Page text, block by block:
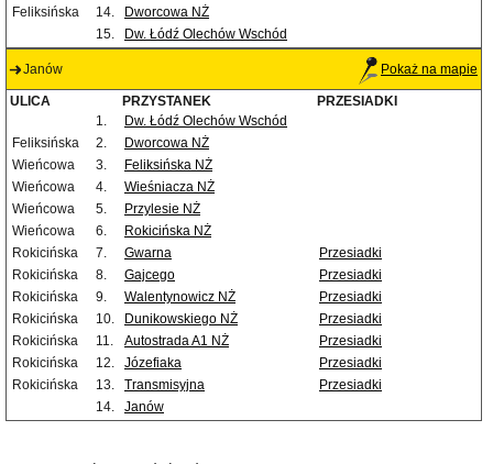
Feliksińska
14.
Dworcowa NŻ
15.
Dw. Łódź Olechów Wschód
Janów Pokaż na mapie
ULICA PRZYSTANEK
PRZESIADKI
1.
Dw. Łódź Olechów Wschód
Feliksińska
2.
Dworcowa NŻ
Wieńcowa
3.
Feliksińska NŻ
Wieńcowa
4.
Wieśniacza NŻ
Wieńcowa
5.
Przylesie NŻ
Wieńcowa
6.
Rokicińska NŻ
Rokicińska
7. Gwarna
Przesiadki
Rokicińska
8. Gajcego
Przesiadki
Rokicińska
9. Walentynowicz NŻ
Przesiadki
Rokicińska
10. Dunikowskiego NŻ
Przesiadki
Rokicińska
11. Autostrada A1 NŻ
Przesiadki
Rokicińska
12. Józefiaka
Przesiadki
Rokicińska
13. Transmisyjna
Przesiadki
14.
Janów